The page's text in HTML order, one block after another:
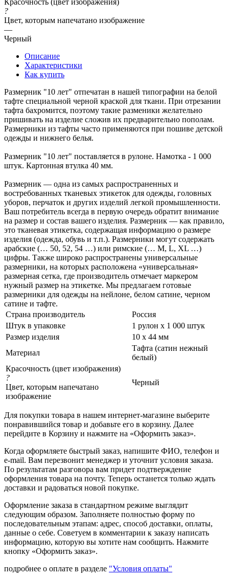
?
Цвет, которым напечатано изображение
—
Черный
Описание
Характеристики
Как купить
Размерник "10 лет" отпечатан в нашей типографии на белой
тафте специальной черной краской для ткани. При отрезании
тафта бахромится, поэтому такие разменики желательно
пришивать на изделие сложив их предварительно пополам.
Размерники из тафты часто применяются при пошиве детской
одежды и нижнего белья.
Размерник "10 лет" поставляется в рулоне. Намотка - 1 000
штук. Картонная втулка 40 мм.
Размерник — одна из самых распространенных и
востребованных тканевых этикеток для одежды, головных
уборов, перчаток и других изделий легкой промышленности.
Ваш потребитель всегда в первую очередь обратит внимание
на размер и состав вашего изделия. Размерник — как правило,
это тканевая этикетка, содержащая информацию о размере
изделия (одежда, обувь и т.п.). Размерники могут содержать
арабские (… 50, 52, 54 …) или римские (… M, L, XL …)
цифры. Также широко распространены универсальные
размерники, на которых расположена «универсальная»
размерная сетка, где производитель отмечает маркером
нужный размер на этикетке. Мы предлагаем готовые
размерники для одежды на нейлоне, белом сатине, черном
сатине и тафте.
Страна производитель
Россия
Штук в упаковке
1 рулон х 1 000 штук
Размер изделия
10 х 44 мм
Материал
Тафта (сатин нежный
белый)
Красочность (цвет изображения)
?
Цвет, которым напечатано
изображение
Черный
Для покупки товара в нашем интернет-магазине выберите
понравившийся товар и добавьте его в корзину. Далее
перейдите в Корзину и нажмите на «Оформить заказ».
Когда оформляете быстрый заказ, напишите ФИО, телефон и
e-mail. Вам перезвонит менеджер и уточнит условия заказа.
По результатам разговора вам придет подтверждение
оформления товара на почту. Теперь останется только ждать
доставки и радоваться новой покупке.
Оформление заказа в стандартном режиме выглядит
следующим образом. Заполняете полностью форму по
последовательным этапам: адрес, способ доставки, оплаты,
данные о себе. Советуем в комментарии к заказу написать
информацию, которую вы хотите нам сообщить. Нажмите
кнопку «Оформить заказ».
подробнее о оплате в разделе "Условия оплаты"